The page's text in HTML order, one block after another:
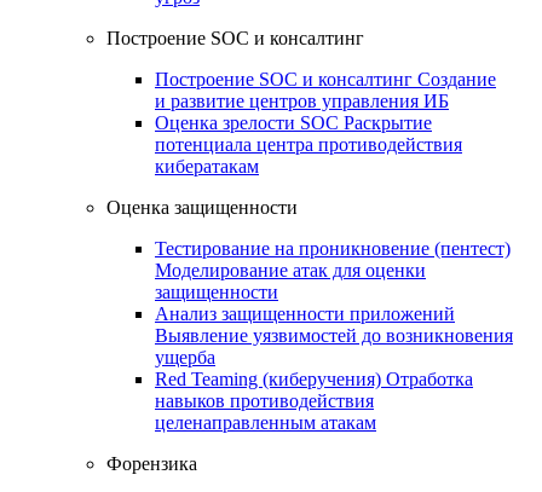
Построение SOC и консалтинг
Построение SOC и консалтинг Создание
и развитие центров управления ИБ
Оценка зрелости SOC Раскрытие
потенциала центра противодействия
кибератакам
Оценка защищенности
Тестирование на проникновение (пентест)
Моделирование атак для оценки
защищенности
Анализ защищенности приложений
Выявление уязвимостей до возникновения
ущерба
Red Teaming (киберучения) Отработка
навыков противодействия
целенаправленным атакам
Форензика